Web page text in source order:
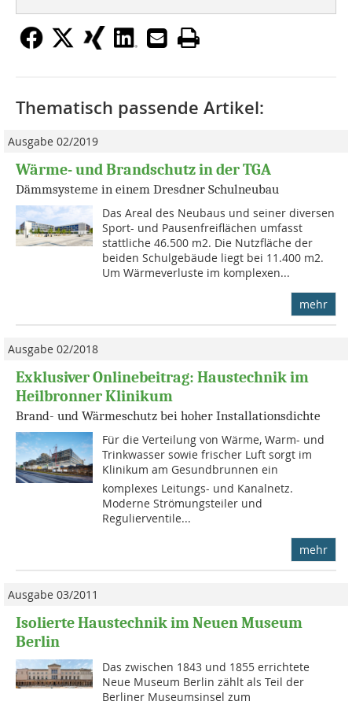
Thematisch passende Artikel:
Ausgabe 02/2019
Wärme- und Brandschutz in der TGA
Dämmsysteme in einem Dresdner Schulneubau
Das Areal des Neubaus und seiner diversen
Sport- und Pausenfreiflächen umfasst
stattliche 46.500 m2. Die Nutzfläche der
beiden Schulgebäude liegt bei 11.400 m2.
Um Wärmeverluste im komplexen...
mehr
Ausgabe 02/2018
Exklusiver Onlinebeitrag: Haustechnik im
Heilbronner Klinikum
Brand- und Wärmeschutz bei hoher Installationsdichte
Für die Verteilung von Wärme, Warm- und
Trinkwasser sowie frischer Luft sorgt im
Klinikum am Gesundbrunnen ein
komplexes Leitungs- und Kanalnetz.
Moderne Strömungsteiler und
Regulierventile...
mehr
Ausgabe 03/2011
Isolierte Haustechnik im Neuen Museum
Berlin
Das zwischen 1843 und 1855 errichtete
Neue Museum Berlin zählt als Teil der
Berliner Museumsinsel zum